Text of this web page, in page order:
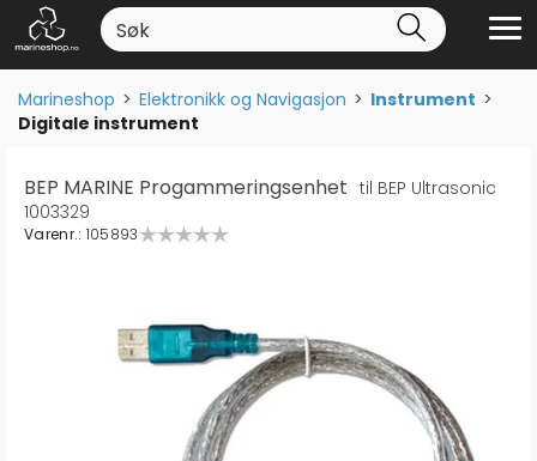
Marineshop>Elektronikk og Navigasjon>Instrument>
Digitale instrument
BEP MARINE Progammeringsenhet til BEP Ultrasonic
1003329
Varenr.: 105893